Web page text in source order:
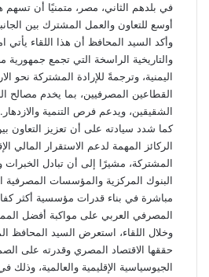
في بلدهم الثاني، مصر، متمنيًا أن تسهم
أوسع للتعاون والعمل المشترك بين
وأكد السيد المحافظ أن هذا اللقاء يأتي
والتاريخية الراسخة التي تجمع جمهورية
اليمنية، وترجمةً للإرادة المشتركة نحو
القطاعين المصرفيين، بما يخدم مصالح
الشقيقين، ويدعم فرص التنمية والازدهار.
كما شدد سيادته على أن تعزيز التعاون
الركائز المهمة لدعم الاستقرار المالي
المشتركة، مشيرًا إلى أن تبادل الخبرات
البنوك المركزية والمؤسسات المصرفية
مباشرة في بناء قدرات مؤسسية أكثر
المصرفي العربي على مواكبة أفضل
وخلال اللقاء، استعرض السيد المحافظ
حققها الاقتصاد المصري وقدرته على
الجيوسياسية الإقليمية والعالمية، وذلك